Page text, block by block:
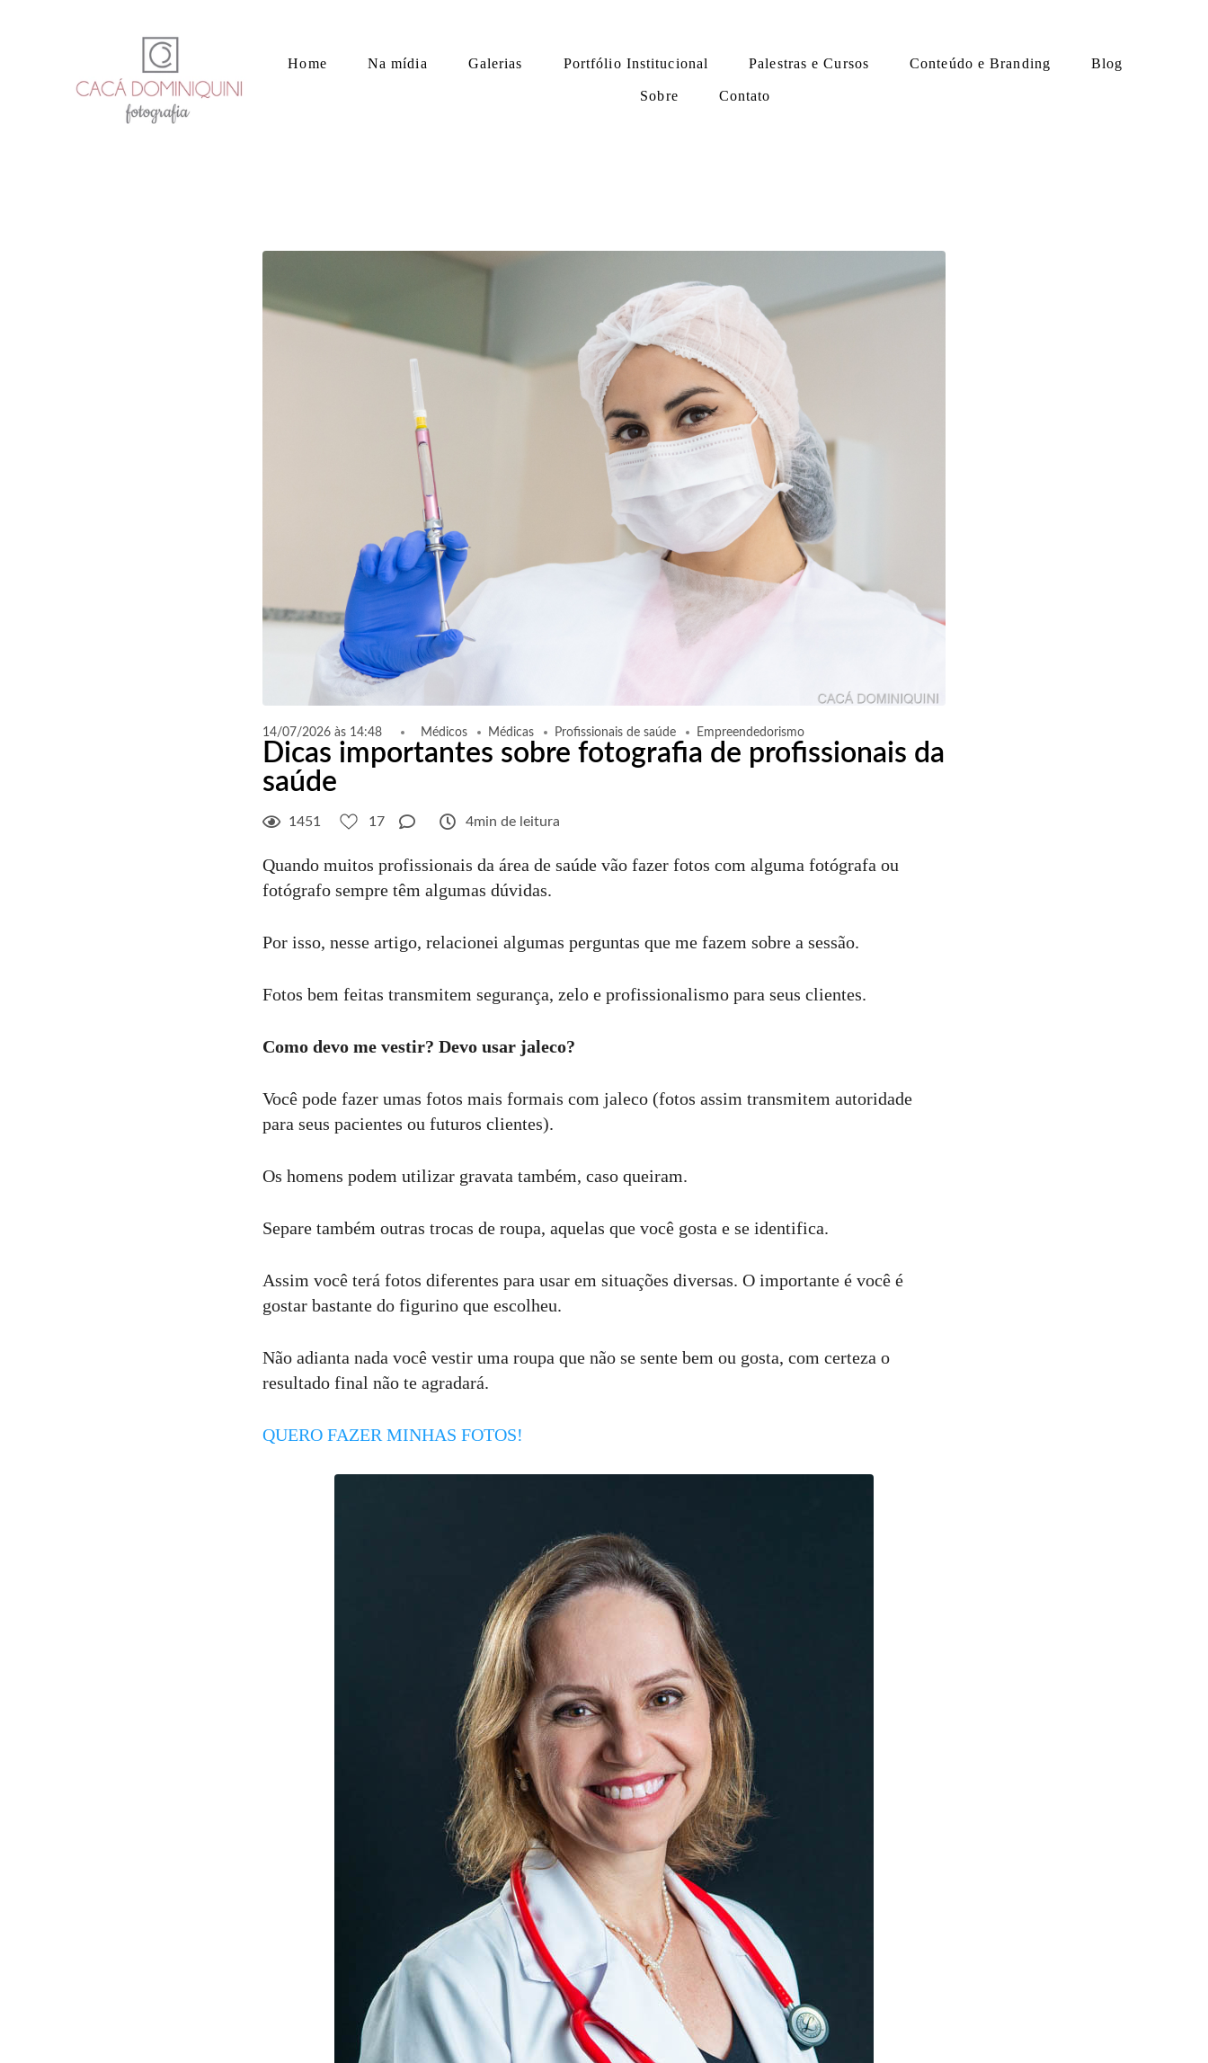
Home Na mídia Galerias Portfólio Institucional Palestras e Cursos Conteúdo e Branding Blog
Sobre Contato
14/07/2026 às 14:48 Médicos Médicas Profissionais de saúde Empreendedorismo
Dicas importantes sobre fotografia de profissionais da
saúde
1451 17 4min de leitura
Quando muitos profissionais da área de saúde vão fazer fotos com alguma fotógrafa ou
fotógrafo sempre têm algumas dúvidas.
Por isso, nesse artigo, relacionei algumas perguntas que me fazem sobre a sessão.
Fotos bem feitas transmitem segurança, zelo e profissionalismo para seus clientes.
Como devo me vestir? Devo usar jaleco?
Você pode fazer umas fotos mais formais com jaleco (fotos assim transmitem autoridade
para seus pacientes ou futuros clientes).
Os homens podem utilizar gravata também, caso queiram.
Separe também outras trocas de roupa, aquelas que você gosta e se identifica.
Assim você terá fotos diferentes para usar em situações diversas. O importante é você é
gostar bastante do figurino que escolheu.
Não adianta nada você vestir uma roupa que não se sente bem ou gosta, com certeza o
resultado final não te agradará.
QUERO FAZER MINHAS FOTOS!